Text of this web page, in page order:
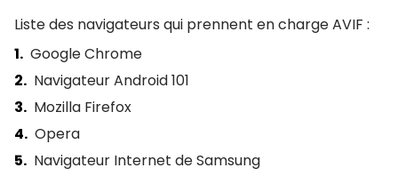
Liste des navigateurs qui prennent en charge AVIF :
Google Chrome
Navigateur Android 101
Mozilla Firefox
Opera
Navigateur Internet de Samsung